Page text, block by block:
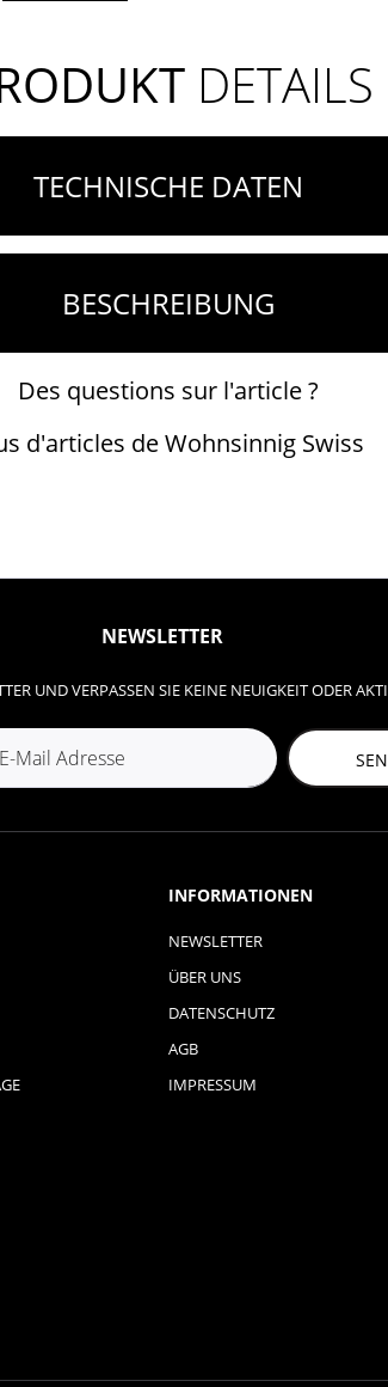
DETAILS
TECHNISCHE DATEN
BESCHREIBUNG
Des questions sur l'article ?
d'articles de Wohnsinnig Swiss
NEWSLETTER
UND VERPASSEN SIE KEINE NEUIGKEIT ODER
INFORMATIONEN
NEWSLETTER
ÜBER UNS
DATENSCHUTZ
AGB
IMPRESSUM